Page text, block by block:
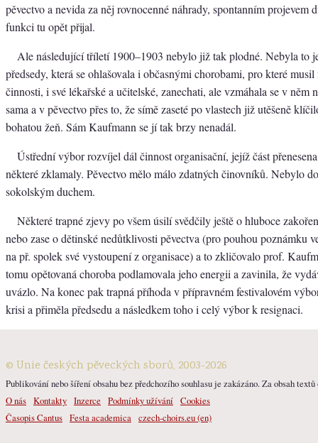
pěvectvo a nevida za něj rovnocenné náhrady, spontanním projevem
funkci tu opět přijal.
Ale následující tříletí 1900–1903 nebylo již tak plodné. Nebyla to
předsedy, která se ohlašovala i občasnými chorobami, pro které musil
činnosti, i své lékařské a učitelské, zanechati, ale vzmáhala se v něm
sama a v pěvectvo přes to, že símě zaseté po vlastech již utěšeně
bohatou žeň. Sám Kaufmann se jí tak brzy nenadál.
Ústřední výbor rozvíjel dál činnost organisační, jejíž část
některé zklamaly. Pěvectvo mělo málo zdatných činovníků. Nebylo
sokolským duchem.
Některé trapné zjevy po všem úsilí svědčily ještě o hluboce
nebo zase o dětinské nedůtklivosti pěvectva (pro pouhou poznámku
na př. spolek své vystoupení z organisace) a to zkličovalo prof.
tomu opětovaná choroba podlamovala jeho energii a zavinila, že
uvázlo. Na konec pak trapná příhoda v přípravném festivalovém
krisi a přiměla předsedu a následkem toho i celý výbor k resignaci.
© Unie českých pěveckých sborů, 2003-2026
Publikování nebo šíření obsahu bez předchozího souhlasu je zakázáno. Za obsah
O nás Kontakty Inzerce Podmínky užívání Cookies
Časopis Cantus Festa academica czech-choirs.eu (en)